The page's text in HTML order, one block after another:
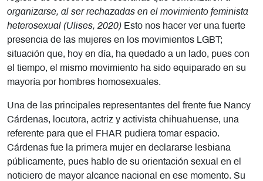
organizarse, al ser rechazadas en el movimiento feminista
heterosexual (Ulises, 2020) Esto nos hacer ver una fuerte
presencia de las mujeres en los movimientos LGBT;
situación que, hoy en día, ha quedado a un lado, pues con
el tiempo, el mismo movimiento ha sido equiparado en su
mayoría por hombres homosexuales.
Una de las principales representantes del frente fue Nancy
Cárdenas, locutora, actriz y activista chihuahuense, una
referente para que el FHAR pudiera tomar espacio.
Cárdenas fue la primera mujer en declararse lesbiana
públicamente, pues hablo de su orientación sexual en el
noticiero de mayor alcance nacional en ese momento. Su